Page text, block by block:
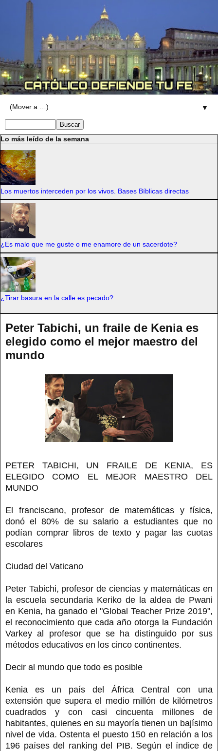
▼
Lo más leído de la semana
Los muertos interceden por los vivos. Bases Bíblicas directas
¿Es malo que me guste o me enamore de un sacerdote?
¿Tirar basura en la calle es pecado?
Peter Tabichi, un fraile de Kenia es
elegido como el mejor maestro del
mundo
PETER TABICHI, UN FRAILE DE KENIA, ES
ELEGIDO COMO EL MEJOR MAESTRO DEL
MUNDO
El franciscano, profesor de matemáticas y física,
donó el 80% de su salario a estudiantes que no
podían comprar libros de texto y pagar las cuotas
escolares
Ciudad del Vaticano
Peter Tabichi, profesor de ciencias y matemáticas en
la escuela secundaria Keriko de la aldea de Pwani
en Kenia, ha ganado el "Global Teacher Prize 2019",
el reconocimiento que cada año otorga la Fundación
Varkey al profesor que se ha distinguido por sus
métodos educativos en los cinco continentes.
Decir al mundo que todo es posible
Kenia es un país del África Central con una
extensión que supera el medio millón de kilómetros
cuadrados y con casi cincuenta millones de
habitantes, quienes en su mayoría tienen un bajísimo
nivel de vida. Ostenta el puesto 150 en relación a los
196 países del ranking del PIB. Según el índice de